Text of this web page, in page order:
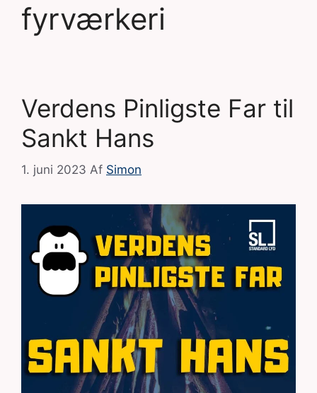
fyrværkeri
Verdens Pinligste Far til
Sankt Hans
1. juni 2023 Af Simon